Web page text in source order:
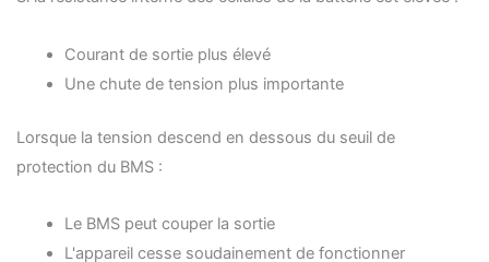
Courant de sortie plus élevé
Une chute de tension plus importante
Lorsque la tension descend en dessous du seuil de
protection du BMS :
Le BMS peut couper la sortie
L'appareil cesse soudainement de fonctionner